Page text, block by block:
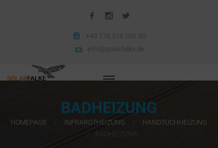
+49 176 316 026 80
info@solarfalke.de
BADHEIZUNG
HOMEPAGE INFRAROTHEIZUNG
HANDTUCHHEIZUNG
BADHEIZUNG